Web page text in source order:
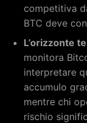
competitiva
BTC deve
L’orizzonte
monitora
interpretare
accumulo
mentre chi
rischio